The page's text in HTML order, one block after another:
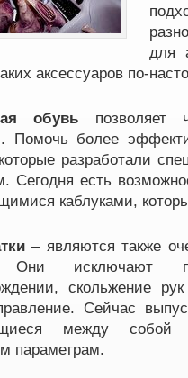
для
аксессуаров по-
обувь позволяет
Помочь более
разработали
Сегодня есть
каблуками,
– являются также
Они исключают
скольжение
Сейчас
между собой
параметрам.